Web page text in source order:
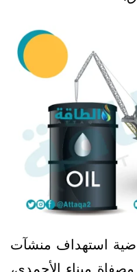
استهداف منشآت
ميناء الأحمدي،